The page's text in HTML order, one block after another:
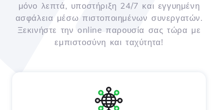
μόνο λεπτά, υποστήριξη 24/7 και εγγυημένη
ασφάλεια μέσω πιστοποιημένων συνεργατών.
Ξεκινήστε την online παρουσία σας τώρα με
εμπιστοσύνη και ταχύτητα!